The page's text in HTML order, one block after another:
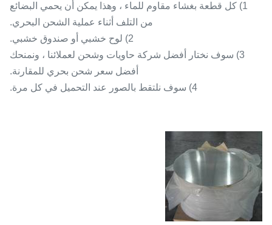
1) كل قطعة بغشاء مقاوم للماء ، وهذا يمكن أن يحمي البضائع
من التلف أثناء عملية الشحن البحري.
2) لوح خشبي أو صندوق خشبي.
3) سوف نختار أفضل شركة حاويات وشحن لعملائنا ، ونمنحك
أفضل سعر شحن بحري للمقارنة.
4) سوف نلتقط بالصور عند التحميل في كل مرة.